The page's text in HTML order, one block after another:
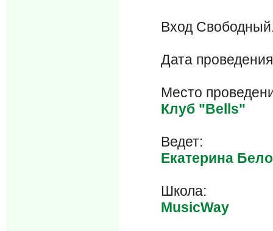
Вход
Дата
Место
Клуб "Bells"
Ведет:
Екатерина
Школа:
MusicWay